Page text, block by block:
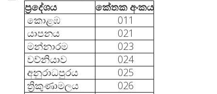
ප්‍රදේශය
කේතක අංකය
කොළඹ
011
යාපනය
021
මන්නාරම
023
වව්නියාව
024
අනුරාධපුරය
025
ත්‍රිකුණාමලය
026